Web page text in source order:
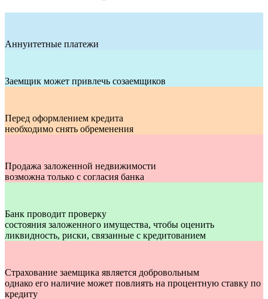
Аннуитетные платежи
Заемщик может привлечь созаемщиков
Перед оформлением кредита
необходимо снять обременения
Продажа заложенной недвижимости
возможна только с согласия банка
Банк проводит проверку
состояния заложенного имущества, чтобы оценить
ликвидность, риски, связанные с кредитованием
Страхование заемщика является добровольным
однако его наличие может повлиять на процентную ставку по
кредиту